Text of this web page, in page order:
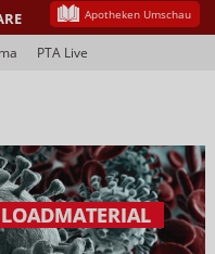
Apotheken Umschau
PTA Live